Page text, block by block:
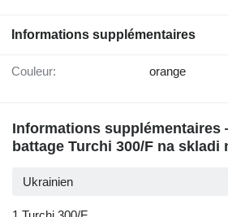
Informations supplémentaires
Couleur: orange
Informations
battage Turchi 300/F na skladi
Ukrainien